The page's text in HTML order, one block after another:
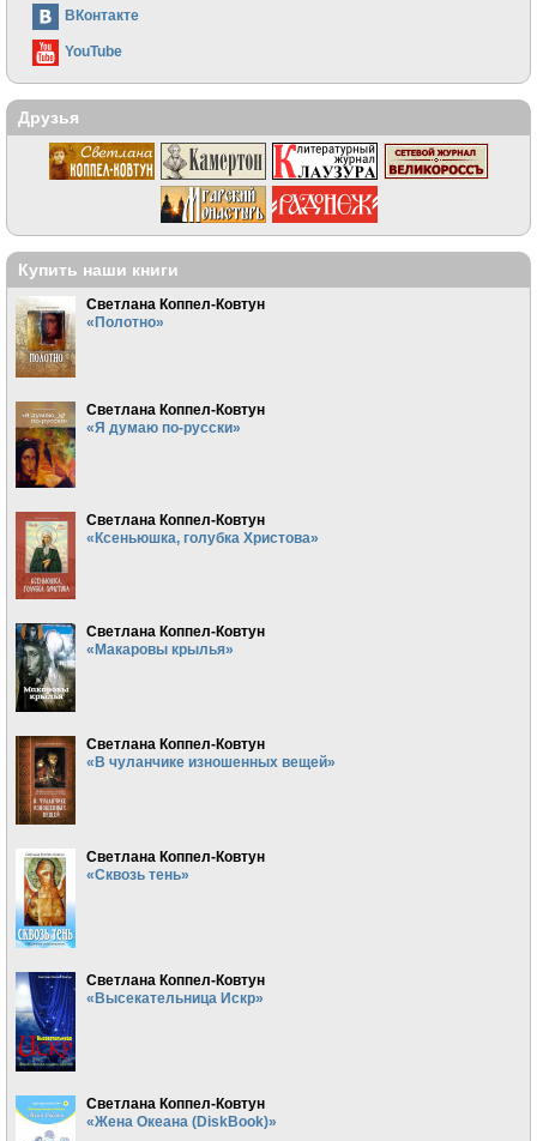
ВКонтакте
YouTube
Друзья
Купить наши книги
Светлана Коппел-Ковтун
«Полотно»
Светлана Коппел-Ковтун
«Я думаю по-русски»
Светлана Коппел-Ковтун
«Ксеньюшка, голубка Христова»
Светлана Коппел-Ковтун
«Макаровы крылья»
Светлана Коппел-Ковтун
«В чуланчике изношенных вещей»
Светлана Коппел-Ковтун
«Сквозь тень»
Светлана Коппел-Ковтун
«Высекательница Искр»
Светлана Коппел-Ковтун
«Жена Океана (DiskBook)»